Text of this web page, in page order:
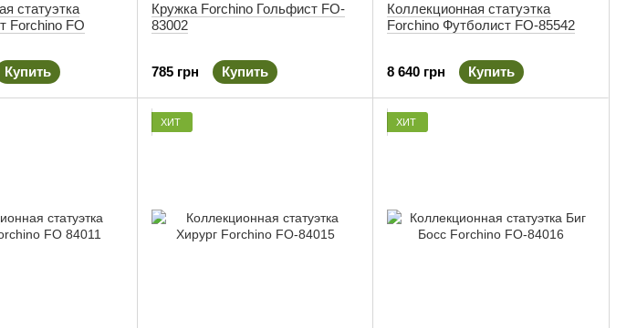
статуэтка
Forchino FO
Купить
Кружка Forchino Гольфист FO-
83002
785 грн Купить
Коллекционная статуэтка
Forchino Футболист FO-85542
8 640 грн Купить
ХИТ ХИТ